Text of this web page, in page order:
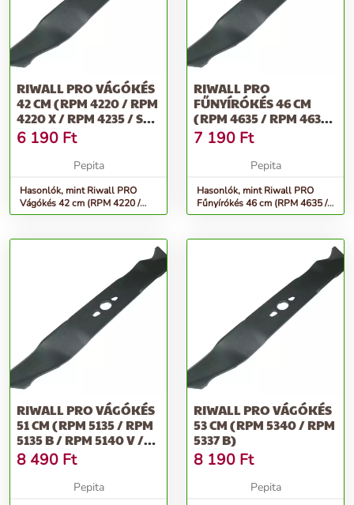
RIWALL PRO VÁGÓKÉS
42 CM (RPM 4220 / RPM
4220 X / RPM 4235 / SP
420)
6 190 Ft
Pepita
Hasonlók, mint Riwall PRO
Vágókés 42 cm (RPM 4220 /
RPM 4220 X / RPM 4235 / SP
RIWALL PRO
FŰNYÍRÓKÉS 46 CM
(RPM 4635 / RPM 4630
B / RPM 4635 E /...
7 190 Ft
Pepita
Hasonlók, mint Riwall PRO
Fűnyírókés 46 cm (RPM 4635 /
RPM 4630 B / RPM 4635 E /...
RIWALL PRO VÁGÓKÉS
51 CM (RPM 5135 / RPM
5135 B / RPM 5140 V /
RP...
8 490 Ft
Pepita
RIWALL PRO VÁGÓKÉS
53 CM (RPM 5340 / RPM
5337 B)
8 190 Ft
Pepita